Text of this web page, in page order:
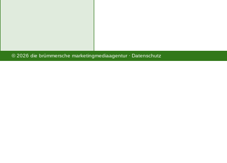
© 2026 die brümmersche marketingmediaagentur· Datenschutz